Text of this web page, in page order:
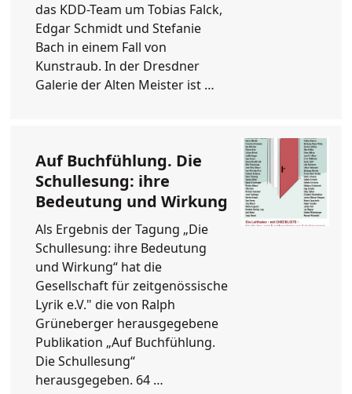
das KDD-Team um Tobias Falck,
Edgar Schmidt und Stefanie
Bach in einem Fall von
Kunstraub. In der Dresdner
Galerie der Alten Meister ist …
Auf Buchfühlung. Die
Schullesung: ihre
Bedeutung und Wirkung
Als Ergebnis der Tagung „Die
Schullesung: ihre Bedeutung
und Wirkung“ hat die
Gesellschaft für zeitgenössische
Lyrik e.V." die von Ralph
Grüneberger herausgegebene
Publikation „Auf Buchfühlung.
Die Schullesung“
herausgegeben. 64 …